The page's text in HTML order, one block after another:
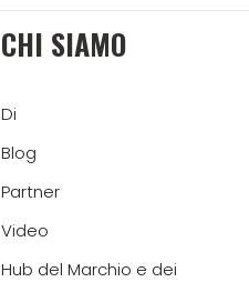
CHI SIAMO
Di
Blog
Partner
Video
Hub del Marchio e dei